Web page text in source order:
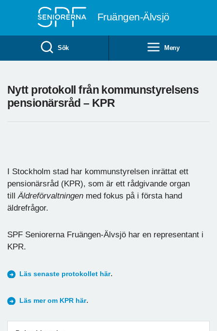
Fruängen-Älvsjö
Sök Meny
Nytt protokoll från kommunstyrelsens
pensionärsråd – KPR
I Stockholm stad har kommunstyrelsen inrättat ett
pensionärsråd (KPR), som är ett rådgivande organ
tillÄldreförvaltningen med fokus på i första hand
äldrefrågor.
SPF Seniorerna Fruängen-Älvsjö har en representant i
KPR.
Läs senaste protokollet här.
Läs mer om KPR här.